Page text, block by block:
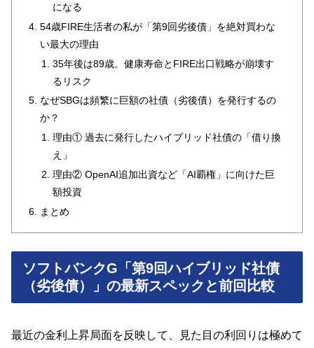
になる
54歳FIRE生活者の私が「第9回劣後債」を絶対買わな
い最大の理由
35年後は89歳。健康寿命とFIRE出口戦略が崩壊す
るリスク
なぜSBGは頻繁に巨額の社債（劣後債）を発行するの
か？
理由① 過去に発行したハイブリッド社債の「借り換
え」
理由② OpenAI追加出資など「AI覇権」に向けた巨
額投資
まとめ
ソフトバンクG「第9回ハイブリッド社債
（劣後債）」の最新スペックと前回比較
最近の金利上昇局面を反映して、見た目の利回りは極めて